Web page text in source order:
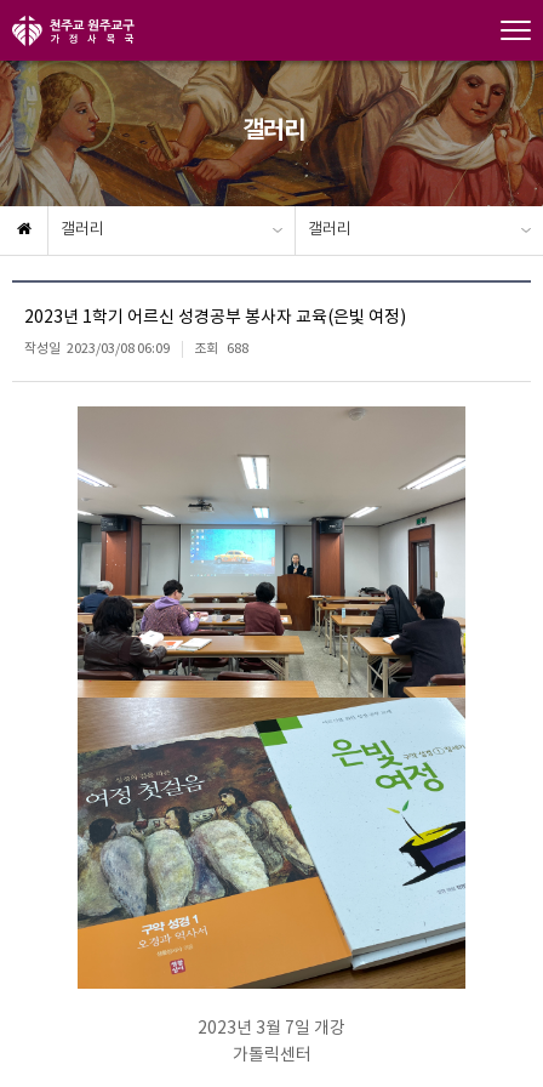
갤러리
갤러리 갤러리
2023년 1학기 어르신 성경공부 봉사자 교육(은빛 여정)
작성일 2023/03/08 06:09 조회 688
2023년 3월 7일 개강
가톨릭센터